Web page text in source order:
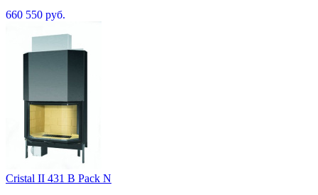
660 550 руб.
Cristal II 431 B Pack N